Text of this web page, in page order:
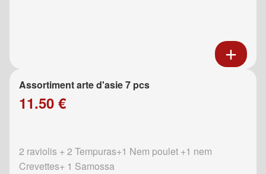
Assortiment arte d'asie 7 pcs
11.50 €
2 raviolis + 2 Tempuras+1 Nem poulet +1 nem
Crevettes+ 1 Samossa